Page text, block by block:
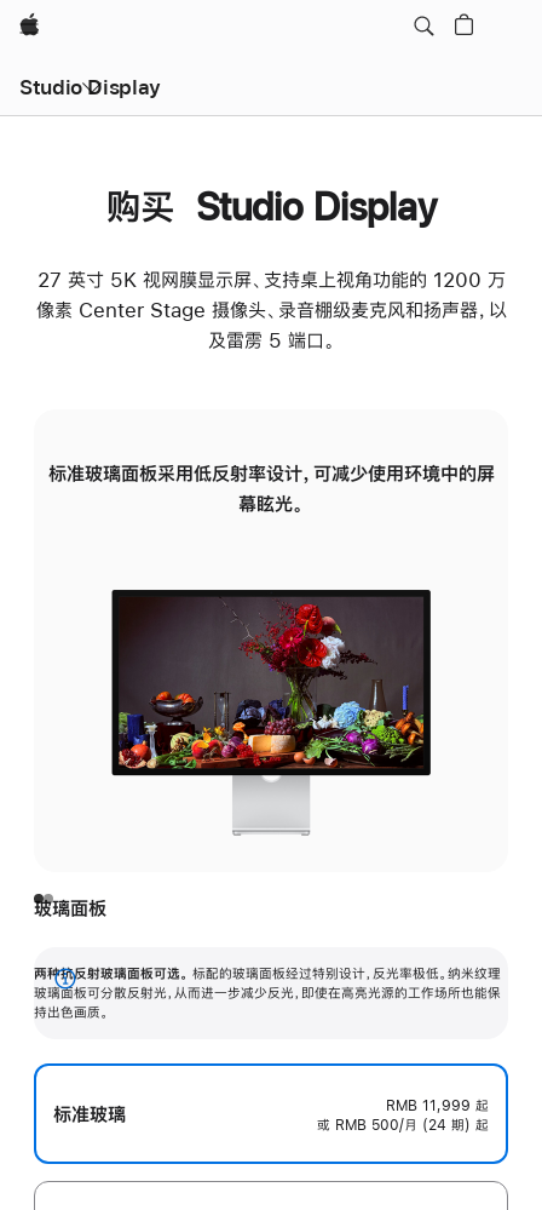
Apple
Studio Display
购买 Studio Display
27 英寸 5K 视网膜显示屏、支持桌上视角功能的 1200 万
像素 Center Stage 摄像头、录音棚级麦克风和扬声器，以
及雷雳 5 端口。
标准玻璃面板采用低反射率设计，可减少使用环境中的屏
幕眩光。
玻璃面板
两种抗反射玻璃面板可选。 标配的玻璃面板经过特别设计，反光率极低。纳米纹理
玻璃面板可分散反射光，从而进一步减少反光，即使在高亮光源的工作场所也能保
持出色画质。
展
开
标准玻璃 RMB 11,999 起
或 RMB 500/月 (24 期) 起